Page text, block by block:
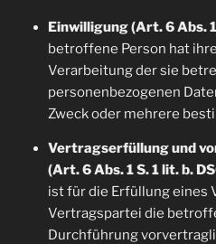
Einwilligung (Art. 6 Abs. 1
betroffene Person hat
Verarbeitung der sie
personenbezogenen
Zweck oder mehrere
Vertragserfüllung und
(Art. 6 Abs. 1 S. 1 lit. b.
ist für die Erfüllung eines
Vertragspartei die
Durchführung